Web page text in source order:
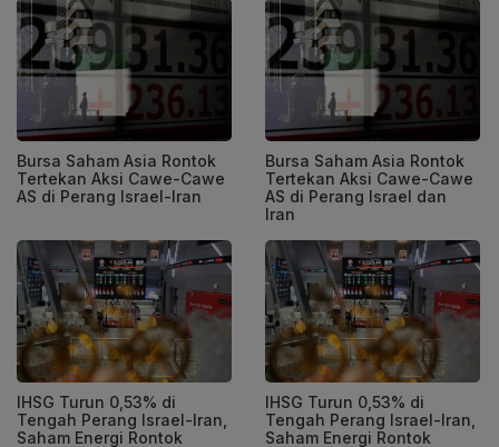
Bursa Saham Asia Rontok
Tertekan Aksi Cawe-Cawe
AS di Perang Israel-Iran
Bursa Saham Asia Rontok
Tertekan Aksi Cawe-Cawe
AS di Perang Israel dan
Iran
IHSG Turun 0,53% di
Tengah Perang Israel-Iran,
Saham Energi Rontok
IHSG Turun 0,53% di
Tengah Perang Israel-Iran,
Saham Energi Rontok